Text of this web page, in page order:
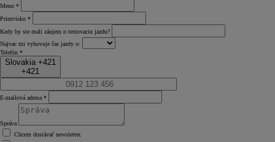
Meno *
Priezvisko *
Kedy by ste mali záujem o testovaciu jazdu?
Najvac mi vyhovuje čas jazdy o:
Telefón *
Slovakia +421
+421
E-mailová adresa *
Správa
Chcem dostávať newsletter.